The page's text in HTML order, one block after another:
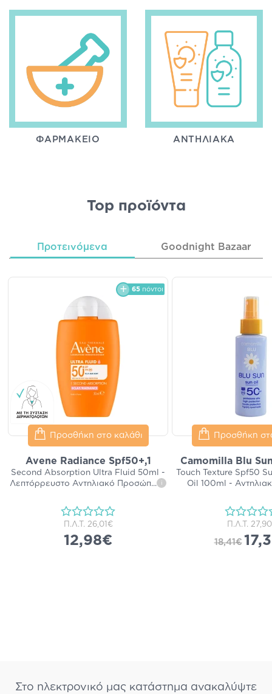
ΦΑΡΜΑΚΕΊΟ ΑΝΤΗΛΙΑΚΆ
Top προϊόντα
Προτεινόμενα Goodnight Bazaar
65 πόντοι
Προσθήκη στο καλάθι
Avene Radiance Spf50+,1
Second Absorption Ultra Fluid 50ml -
Λεπτόρρευστο Αντηλιακό Προσώπ... i
Π.Λ.Τ. 26,01€
12,98€
Προσθήκη
Camomilla Blu
Touch Texture Spf50
Oil 100ml -
Π.Λ.Τ.
18,41€
Στο ηλεκτρονικό μας κατάστημα ανακαλύψτε